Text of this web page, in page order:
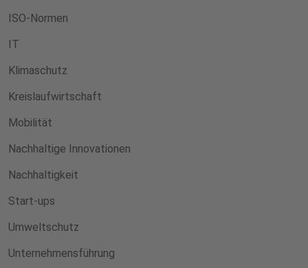
ISO-Normen
IT
Klimaschutz
Kreislaufwirtschaft
Mobilität
Nachhaltige Innovationen
Nachhaltigkeit
Start-ups
Umweltschutz
Unternehmensführung